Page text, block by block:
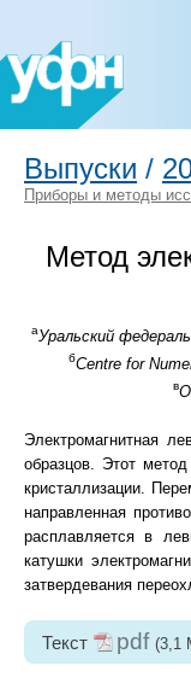
Выпуски /
Приборы и методы
Метод
аУральский
бCentre for
в
Электромагнитная
образцов. Этот
кристаллизации.
направленная
расплавляется в
катушки
затвердевания
Текст pdf (3,1